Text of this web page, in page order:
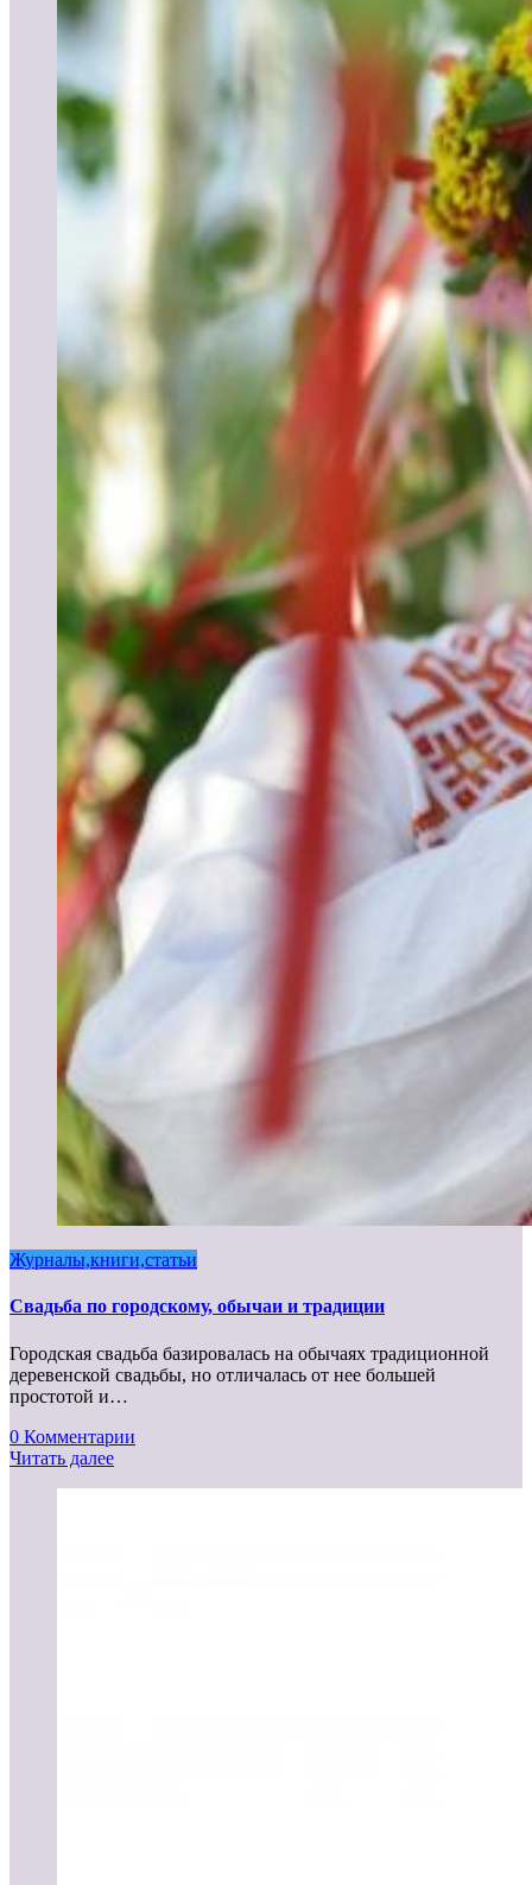
Журналы,книги,статьи
Свадьба по городскому, обычаи и традиции
Городская свадьба базировалась на обычаях традиционной
деревенской свадьбы, но отличалась от нее большей
простотой и…
0 Комментарии
Читать далее